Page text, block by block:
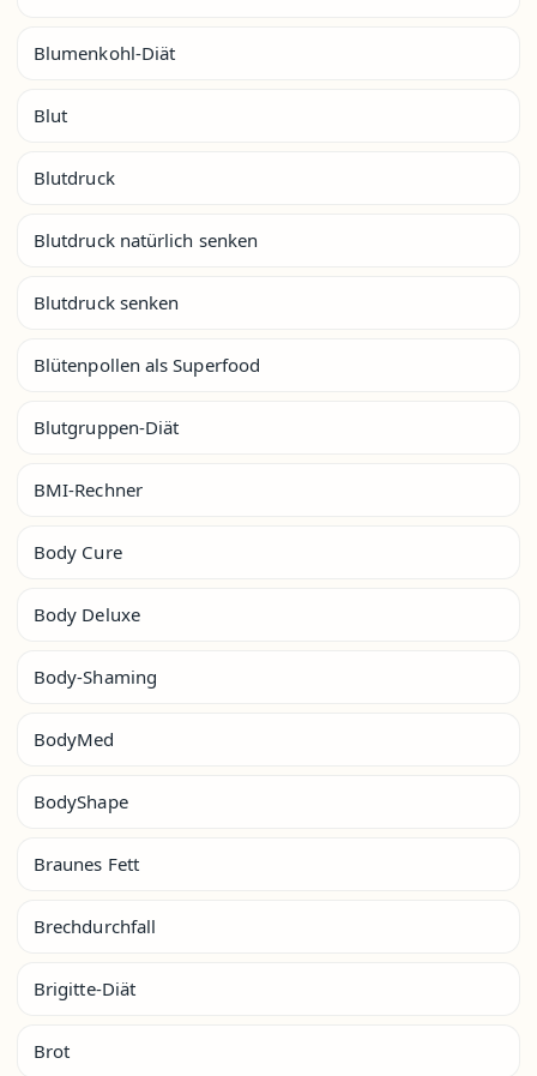
Blumenkohl-Diät
Blut
Blutdruck
Blutdruck natürlich senken
Blutdruck senken
Blütenpollen als Superfood
Blutgruppen-Diät
BMI-Rechner
Body Cure
Body Deluxe
Body-Shaming
BodyMed
BodyShape
Braunes Fett
Brechdurchfall
Brigitte-Diät
Brot